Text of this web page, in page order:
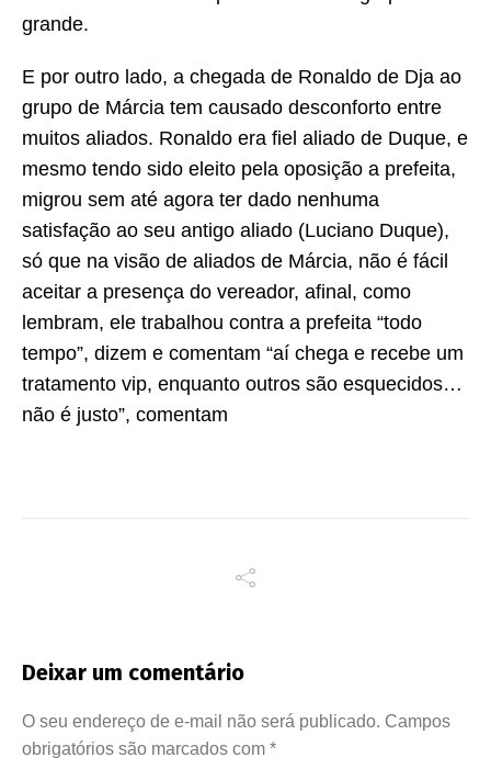
grande.
E por outro lado, a chegada de Ronaldo de Dja ao
grupo de Márcia tem causado desconforto entre
muitos aliados. Ronaldo era fiel aliado de Duque, e
mesmo tendo sido eleito pela oposição a prefeita,
migrou sem até agora ter dado nenhuma
satisfação ao seu antigo aliado (Luciano Duque),
só que na visão de aliados de Márcia, não é fácil
aceitar a presença do vereador, afinal, como
lembram, ele trabalhou contra a prefeita “todo
tempo”, dizem e comentam “aí chega e recebe um
tratamento vip, enquanto outros são esquecidos…
não é justo”, comentam
Deixar um comentário
O seu endereço de e-mail não será publicado. Campos
obrigatórios são marcados com *